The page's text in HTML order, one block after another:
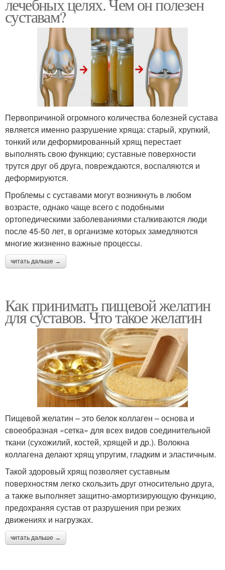
суставам?
Первопричиной огромного количества болезней сустава
является именно разрушение хряща: старый, хрупкий,
тонкий или деформированный хрящ перестает
выполнять свою функцию; суставные поверхности
трутся друг об друга, повреждаются, воспаляются и
деформируются.
Проблемы с суставами могут возникнуть в любом
возрасте, однако чаще всего с подобными
ортопедическими заболеваниями сталкиваются люди
после 45-50 лет, в организме которых замедляются
многие жизненно важные процессы.
читать дальше →
Как принимать пищевой желатин
для суставов. Что такое желатин
Пищевой желатин – это белок коллаген – основа и
своеобразная «сетка» для всех видов соединительной
ткани (сухожилий, костей, хрящей и др.). Волокна
коллагена делают хрящ упругим, гладким и эластичным.
Такой здоровый хрящ позволяет суставным
поверхностям легко скользить друг относительно друга,
а также выполняет защитно-амортизирующую функцию,
предохраняя сустав от разрушения при резких
движениях и нагрузках.
читать дальше →